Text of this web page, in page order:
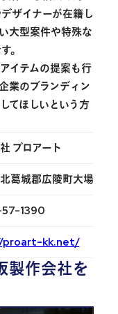
ザイナーが在籍し
大型案件や特殊な
。
イテムの提案も行
業のブランディン
てほしいという方
プロアート
葛城郡広陵町大場40-
1390
kk.net/
製作会社を